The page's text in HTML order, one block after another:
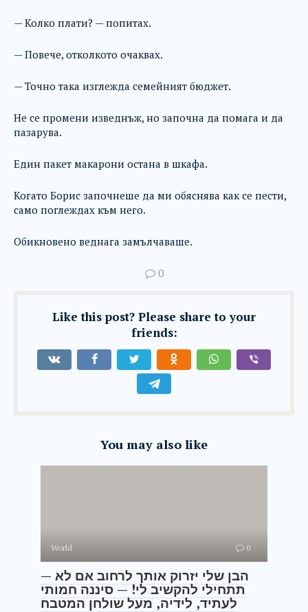
— Колко плати? — попитах.
— Повече, отколкото очаквах.
— Точно така изглежда семейният бюджет.
Не се промени изведнъж, но започна да помага и да
пазарува.
Един пакет макарони остана в шкафа.
Когато Борис започнеше да ми обяснява как се пести,
само поглеждах към него.
Обикновено веднага замълчаваше.
0
Like this post? Please share to your
friends:
You may also like
World 0
— הבן שלי יזרוק אותך לרחוב אם לא
תתחילי להקשיב לי! — סיננה חמותי
לעתיד, לידיה, מעל שולחן המטבח